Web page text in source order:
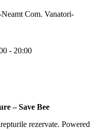
Com. Vanatori-
- 20:00
– Save Bee
rezervate. Powered